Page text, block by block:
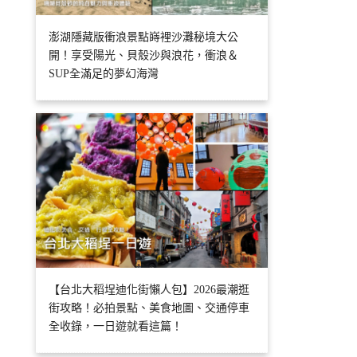
澎湖隱藏版衝浪景點嵵裡沙灘秘境大公
開！享受陽光、貝殼沙與浪花，衝浪＆
SUP全滿足的夢幻海灣
【台北大稻埕迪化街懶人包】2026最潮逛
街攻略！必拍景點、美食地圖、交通停車
全收錄，一日遊就看這篇！